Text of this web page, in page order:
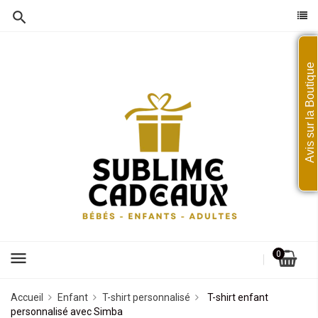
menu 0
Accueil Enfant T-shirt personnalisé
T-shirt enfant
personnalisé avec Simba
Avis sur la Boutique